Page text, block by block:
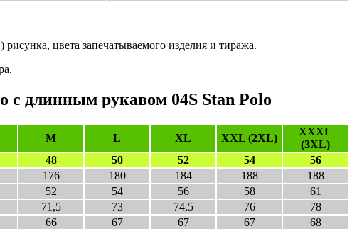
цвета запечатываемого изделия и тиража.
с длинным рукавом 04S Stan Polo
M L XL XXL (2XL)
XXXL
(3XL)
48 50 52 54
56
176 180 184 188
188
52 54 56 58
61
71,5 73 74,5 76
78
66 67 67 67
68